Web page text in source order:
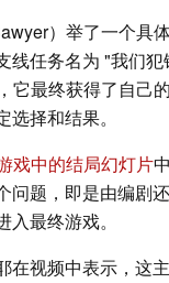
）举了一个具
线任务名为 "我们
它最终获得了自己
择和结果。
戏中的结局幻灯片
问题，即是由编剧
最终游戏。
在视频中表示，这